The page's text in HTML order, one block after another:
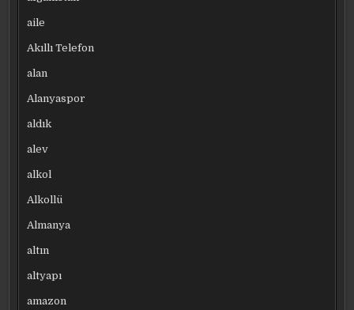
aile
Akıllı Telefon
alan
Alanyaspor
aldık
alev
alkol
Alkollü
Almanya
altın
altyapı
amazon